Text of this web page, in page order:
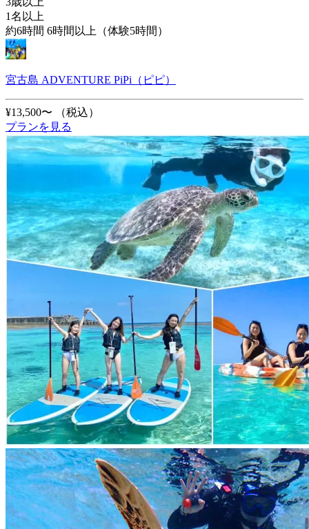
1名以上
約6時間 6時間以上（体験5時間）
宮古島 ADVENTURE PiPi（ピピ）
¥13,500〜
（税込）
プランを見る